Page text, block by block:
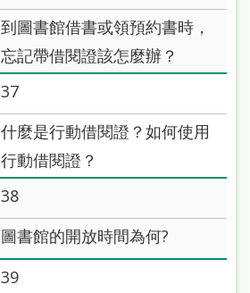
到圖書館借書或領預約書時，
忘記帶借閱證該怎麼辦？
37
什麼是行動借閱證？如何使用
行動借閱證？
38
圖書館的開放時間為何?
39